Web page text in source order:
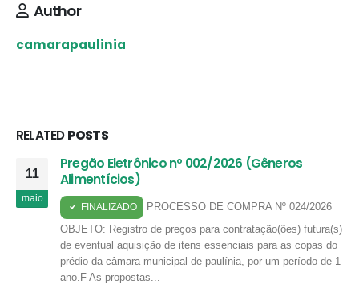
Author
camarapaulinia
RELATEDPOSTS
11
maio
Pregão Eletrônico nº 002/2026 (Gêneros
Alimentícios)
FINALIZADO
PROCESSO DE COMPRA Nº 024/2026
OBJETO: Registro de preços para contratação(ões) futura(s)
de eventual aquisição de itens essenciais para as copas do
prédio da câmara municipal de paulínia, por um período de 1
ano.F As propostas...